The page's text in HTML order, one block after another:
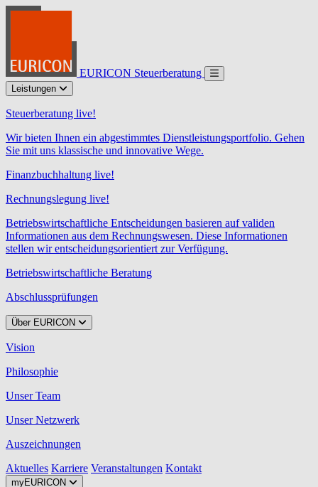
EURICON Steuerberatung
Leistungen
Steuerberatung live!
Wir bieten Ihnen ein abgestimmtes Dienstleistungsportfolio. Gehen
Sie mit uns klassische und innovative Wege.
Finanzbuchhaltung live!
Rechnungslegung live!
Betriebswirtschaftliche Entscheidungen basieren auf validen
Informationen aus dem Rechnungswesen. Diese Informationen
stellen wir entscheidungsorientiert zur Verfügung.
Betriebswirtschaftliche Beratung
Abschlussprüfungen
Über EURICON
Vision
Philosophie
Unser Team
Unser Netzwerk
Auszeichnungen
Aktuelles Karriere Veranstaltungen Kontakt
myEURICON